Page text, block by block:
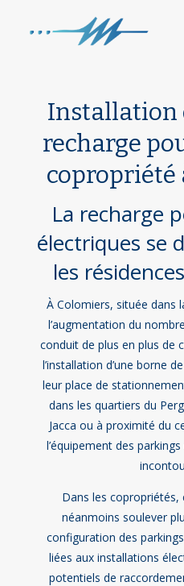
Installation
recharge
copropriété
La recharge
électriques se
les
À Colomiers, située dans
l’augmentation du
conduit de plus en plus de
l’installation d’une borne
leur place de
dans les quartiers du
Jacca ou à proximité du
l’équipement des
Dans les
néanmoins soulever
configuration des
liées aux installations
potentiels de